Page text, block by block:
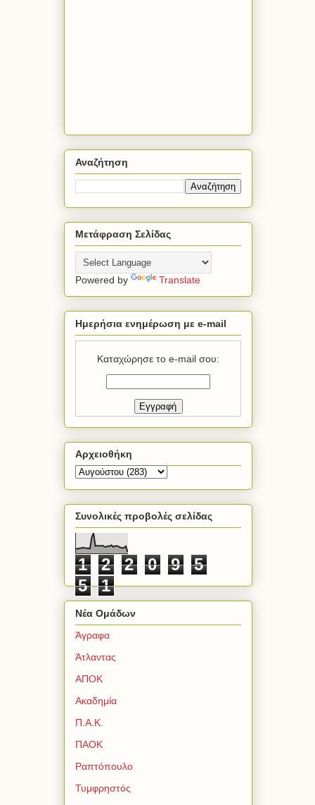
Αναζήτηση
Μετάφραση Σελίδας
Powered by Translate
Ημερήσια ενημέρωση με e-mail
Καταχώρησε το e-mail σου:
Αρχειοθήκη
Συνολικές προβολές σελίδας
1 2 2 0 9
5
5
1
Νέα Ομάδων
Άγραφα
Άτλαντας
ΑΠΟΚ
Ακαδημία
Π.Α.Κ.
ΠΑΟΚ
Ραπτόπουλο
Τυμφρηστός